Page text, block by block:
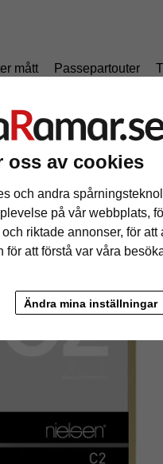
oss av cookies
och andra
på vår webbplats,
riktade annonser, för att
för att förstå var våra
Ändra mina inställningar
mått Passepartouter